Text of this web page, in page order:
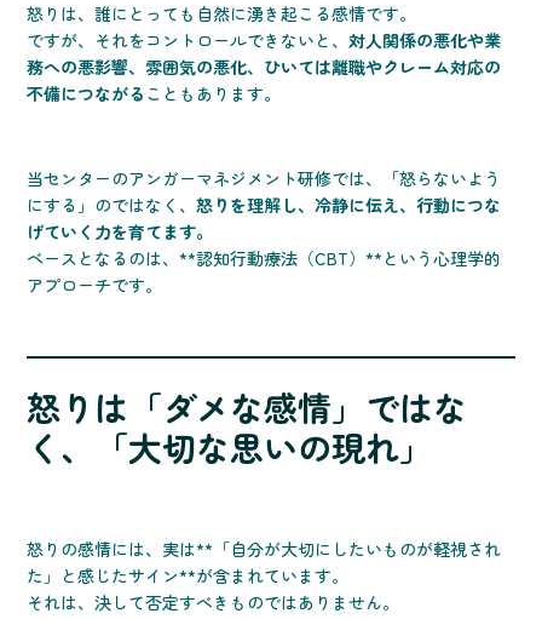
怒りは、誰にとっても自然に湧き起こる感情です。
ですが、それをコントロールできないと、対人関係の悪化や業
務への悪影響、雰囲気の悪化、ひいては離職やクレーム対応の
不備につながる こともあります。
当センターのアンガーマネジメント研修では、「怒らないよう
にする」のではなく、怒りを理解し、冷静に伝え、行動につな
げていく力を育てます。
ベースとなるのは、**認知行動療法（CBT）**という心理学的
アプローチです。
怒りは「ダメな感情」ではな
く、「大切な思いの現れ」
怒りの感情には、実は**「自分が大切にしたいものが軽視され
た」と感じたサイン**が含まれています。
それは、決して否定すべきものではありません。